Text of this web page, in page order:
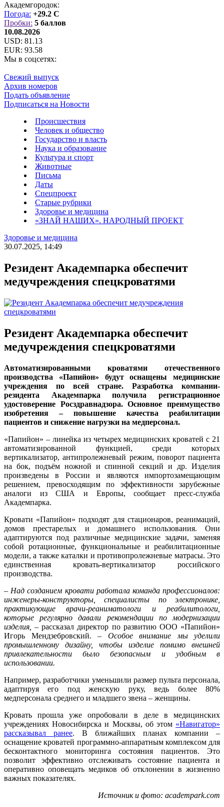
Академгородок:
Погода: +29.2 C
Пробки: 5 баллов
10.08.2026
USD: 81.13
EUR: 93.58
Мы в соцсетях:
Свежий выпуск
Архив номеров
Подать объявление
Подписаться на Новости
Происшествия
Человек и общество
Государство и власть
Наука и образование
Культура и спорт
Животные
Письма
Даты
Спецпроект
Старые рубрики
Здоровье и медицина
«ЗНАЙ НАШИХ». НАРОДНЫЙ ПРОЕКТ
Здоровье и медицина
30.07.2025, 14:49
Резидент Академпарка обеспечит
медучреждения спецкроватями
Резидент Академпарка обеспечит
медучреждения спецкроватями
Автоматизированными кроватями отечественного
производства «Папийон» будут оснащены медицинские
учреждения по всей стране. Разработка компании-
резидента Академпарка получила регистрационное
удостоверение Росздравнадзора. Основное преимущество
изобретения – повышение качества реабилитации
пациентов и снижение нагрузки на медперсонал.
«Папийон» – линейка из четырех медицинских кроватей с 21
автоматизированной функцией, среди которых
вертикализатор, антипролежневый режим, поворот пациента
на бок, подъём ножной и спинной секций и др. Изделия
произведены в России и являются импортозамещающим
решением, превосходящим по эффективности зарубежные
аналоги из США и Европы, сообщает пресс-служба
Академпарка.
Кровати «Папийон» подходят для стационаров, реанимаций,
домов престарелых и домашнего использования. Они
адаптируются под различные медицинские задачи, заменяя
собой ротационные, функциональные и реабилитационные
модели, а также каталки и противопролежневые матрасы. Это
единственная кровать-вертикализатор российского
производства.
– Над созданием кровати работала команда профессионалов:
инженеры-конструкторы, специалисты по электронике,
практикующие врачи-реаниматологи и реабилитологи,
которые регулярно давали рекомендации по модернизации
изделия, – рассказал директор по развитию ООО «Папийон»
Игорь Мендзебровский. – Особое внимание мы уделили
промышленному дизайну, чтобы изделие помимо внешней
привлекательности было безопасным и удобным в
использовании.
Например, разработчики уменьшили размер пульта персонала,
адаптируя его под женскую руку, ведь более 80%
медперсонала среднего и младшего звена – женщины.
Кровать прошла уже опробовали в деле в медицинских
учреждениях Новосибирска и Москвы, об этом «Навигатор»
рассказывал ранее. В ближайших планах компании –
оснащение кроватей программно-аппаратным комплексом для
бесконтактного мониторинга состояния пациентов. Это
позволит эффективно отслеживать состояние пациента и
оперативно оповещать медиков об отклонении в жизненно
важных показателях.
Источник и фото: academpark.com